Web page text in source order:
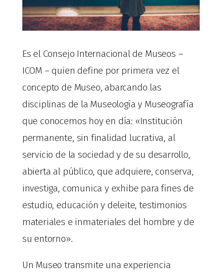
Es el Consejo Internacional de Museos –
ICOM – quien define por primera vez el
concepto de Museo, abarcando las
disciplinas de la Museología y Museografía
que conocemos hoy en día: «Institución
permanente, sin finalidad lucrativa, al
servicio de la sociedad y de su desarrollo,
abierta al público, que adquiere, conserva,
investiga, comunica y exhibe para fines de
estudio, educación y deleite, testimonios
materiales e inmateriales del hombre y de
su entorno».
Un Museo transmite una experiencia